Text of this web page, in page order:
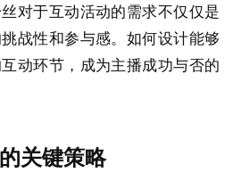
对于互动活动的需求不仅仅是
战性和参与感。如何设计能够
动环节，成为主播成功与否的
关键策略